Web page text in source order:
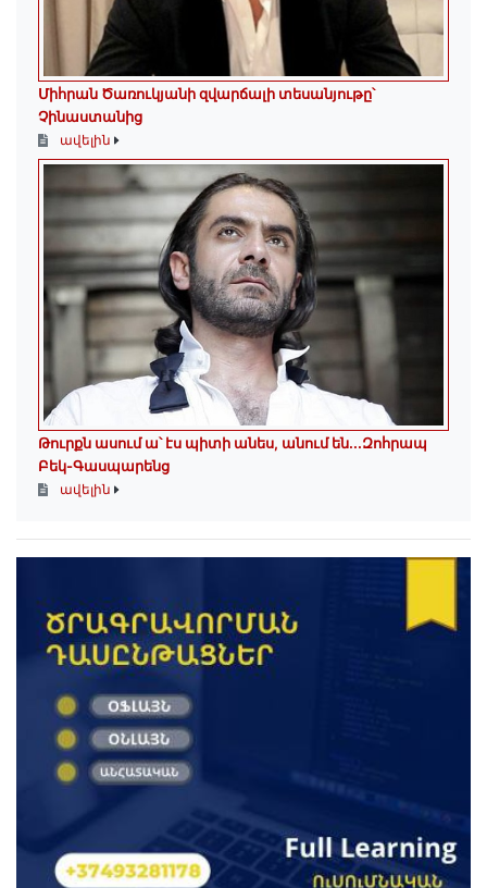
Միհրան Ծառուկյանի զվարճալի տեսանյութը՝
Չինաստանից
ավելին
Թուրքն ասում ա՝ էս պիտի անես, անում են․․․Զոհրապ
Բեկ-Գասպարենց
ավելին